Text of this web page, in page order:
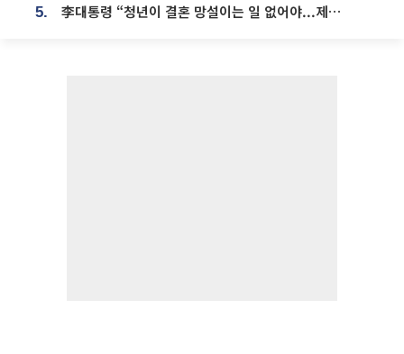
5. 李대통령 “청년이 결혼 망설이는 일 없어야...제도상 불이익 조사”